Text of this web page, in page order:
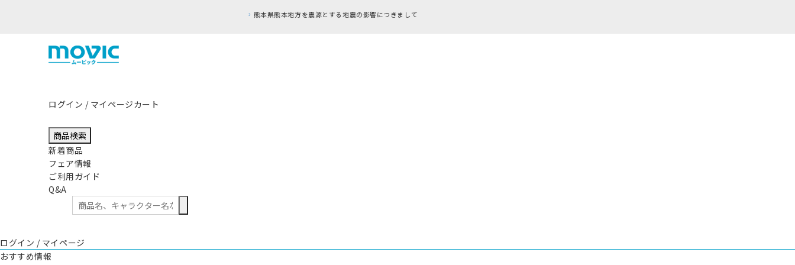
ログイン / マイページカート
商品検索
新着商品
フェア情報
ご利用ガイド
Q&A
ログイン / マイページ
おすすめ情報